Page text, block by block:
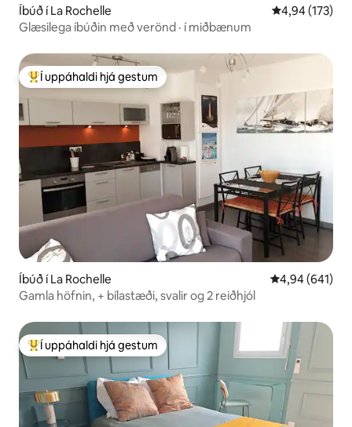
Íbúð í La Rochelle 4,94 af 5 í
4,94 (173)
Glæsilega íbúðin með verönd · í miðbænum
Í mestu uppáhaldi hjá gestum
Í uppáhaldi hjá gestum
Íbúð í La Rochelle 4,94 af 5 í
4,94 (641)
Gamla höfnin, + bílastæði, svalir og 2 reiðhjól
Í mestu uppáhaldi hjá gestum
Í uppáhaldi hjá gestum